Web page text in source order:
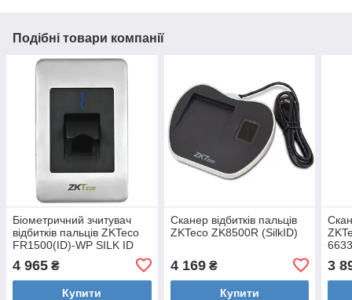
Подібні товари компанії
Біометричний зчитувач
відбитків пальців ZKTeco
FR1500(ID)-WP SILK ID
4 965 ₴
Купити
Сканер відбитків пальців
ZKTeco ZK8500R (SilkID)
4 169₴
Купити
3